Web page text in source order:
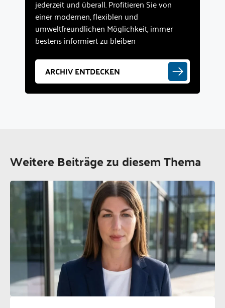
jederzeit und überall. Profitieren Sie von
einer modernen, flexiblen und
umweltfreundlichen Möglichkeit, immer
bestens informiert zu bleiben
ARCHIV ENTDECKEN
Weitere Beiträge zu diesem Thema